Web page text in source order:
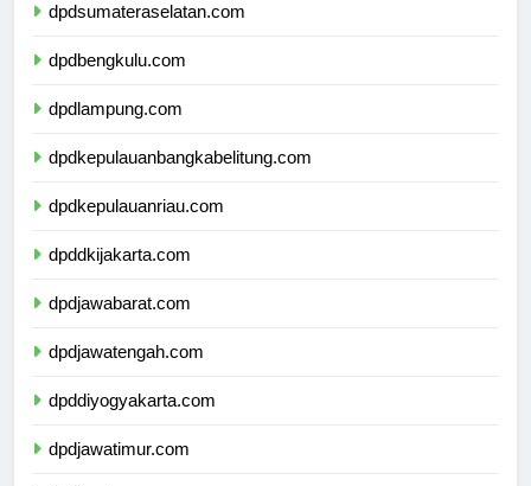
dpdsumateraselatan.com
dpdbengkulu.com
dpdlampung.com
dpdkepulauanbangkabelitung.com
dpdkepulauanriau.com
dpddkijakarta.com
dpdjawabarat.com
dpdjawatengah.com
dpddiyogyakarta.com
dpdjawatimur.com